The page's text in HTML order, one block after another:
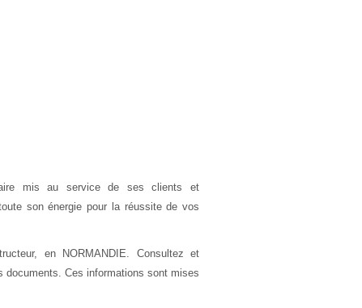
mis au service de ses clients et
son énergie pour la réussite de vos
en NORMANDIE. Consultez et
Ces informations sont mises